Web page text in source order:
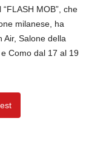
MOB”, che
milanese, ha
Air, Salone della
Como dal 17 al 19